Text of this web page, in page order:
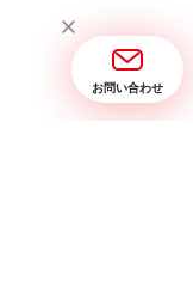
お問い合わせ